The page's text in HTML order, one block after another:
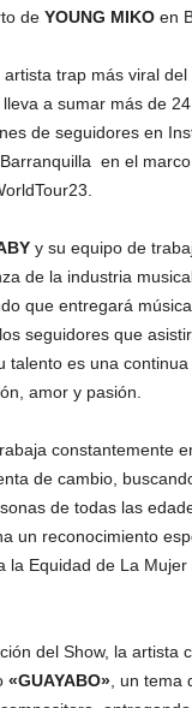
de YOUNG MIKO en
artista trap más viral
a sumar más de
de seguidores en
en el
y su equipo de
de la industria
que entregará
seguidores que
talento es una
amor y pasión.
constantemente
de cambio,
de todas las
un reconocimiento
la Equidad de La
del Show, la artista
«GUAYABO» , un